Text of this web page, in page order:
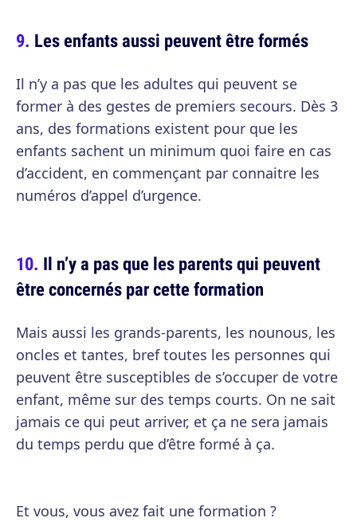
Les enfants aussi peuvent être formés
Il n’y a pas que les adultes qui peuvent se
former à des gestes de premiers secours. Dès 3
ans, des formations existent pour que les
enfants sachent un minimum quoi faire en cas
d’accident, en commençant par connaitre les
numéros d’appel d’urgence.
Il n’y a pas que les parents qui peuvent
être concernés par cette formation
Mais aussi les grands-parents, les nounous, les
oncles et tantes, bref toutes les personnes qui
peuvent être susceptibles de s’occuper de votre
enfant, même sur des temps courts. On ne sait
jamais ce qui peut arriver, et ça ne sera jamais
du temps perdu que d’être formé à ça.
Et vous, vous avez fait une formation ?